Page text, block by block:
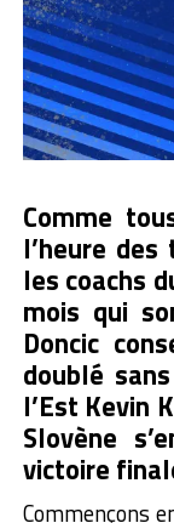
Comme
l’heure
les coachs
mois qui
Doncic
doublé
l’Est Kevin
Slovène
victoire
Commençons